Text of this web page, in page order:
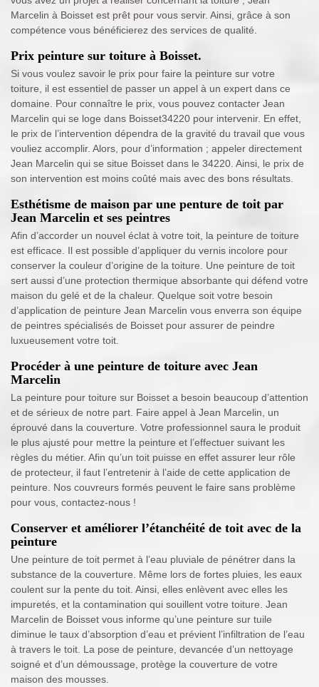
Marcelin à Boisset est prêt pour vous servir. Ainsi, grâce à son
compétence vous bénéficierez des services de qualité.
Prix peinture sur toiture à Boisset.
Si vous voulez savoir le prix pour faire la peinture sur votre
toiture, il est essentiel de passer un appel à un expert dans ce
domaine. Pour connaître le prix, vous pouvez contacter Jean
Marcelin qui se loge dans Boisset34220 pour intervenir. En effet,
le prix de l’intervention dépendra de la gravité du travail que vous
vouliez accomplir. Alors, pour d’information ; appeler directement
Jean Marcelin qui se situe Boisset dans le 34220. Ainsi, le prix de
son intervention est moins coûté mais avec des bons résultats.
Esthétisme de maison par une penture de toit par
Jean Marcelin et ses peintres
Afin d’accorder un nouvel éclat à votre toit, la peinture de toiture
est efficace. Il est possible d’appliquer du vernis incolore pour
conserver la couleur d’origine de la toiture. Une peinture de toit
sert aussi d’une protection thermique absorbante qui défend votre
maison du gelé et de la chaleur. Quelque soit votre besoin
d’application de peinture Jean Marcelin vous enverra son équipe
de peintres spécialisés de Boisset pour assurer de peindre
luxueusement votre toit.
Procéder à une peinture de toiture avec Jean
Marcelin
La peinture pour toiture sur Boisset a besoin beaucoup d’attention
et de sérieux de notre part. Faire appel à Jean Marcelin, un
éprouvé dans la couverture. Votre professionnel saura le produit
le plus ajusté pour mettre la peinture et l’effectuer suivant les
règles du métier. Afin qu’un toit puisse en effet assurer leur rôle
de protecteur, il faut l’entretenir à l’aide de cette application de
peinture. Nos couvreurs formés peuvent le faire sans problème
pour vous, contactez-nous !
Conserver et améliorer l’étanchéité de toit avec de la
peinture
Une peinture de toit permet à l’eau pluviale de pénétrer dans la
substance de la couverture. Même lors de fortes pluies, les eaux
coulent sur la pente du toit. Ainsi, elles enlèvent avec elles les
impuretés, et la contamination qui souillent votre toiture. Jean
Marcelin de Boisset vous informe qu’une peinture sur tuile
diminue le taux d’absorption d’eau et prévient l’infiltration de l’eau
à travers le toit. La pose de peinture, devancée d’un nettoyage
soigné et d’un démoussage, protège la couverture de votre
maison des mousses.